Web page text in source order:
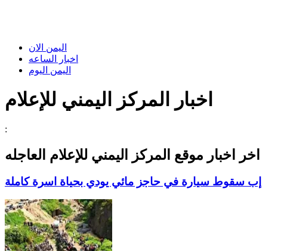
اليمن الان
اخبار الساعه
اليمن اليوم
اخبار المركز اليمني للإعلام
:
اخر اخبار موقع المركز اليمني للإعلام العاجله
إب سقوط سيارة في حاجز مائي يودي بحياة اسرة كاملة